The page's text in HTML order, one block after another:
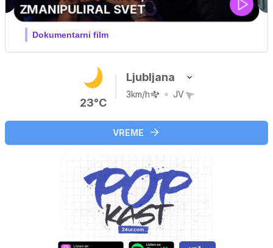
MOJ PRIJATELJ PINGVIN
Film meseca / družinski, pustolovski
23°C
Ljubljana
3km/h JV
VREME